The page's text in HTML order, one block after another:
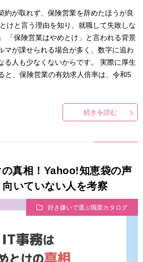
約が取れず、保険営業を辞めたほうが良
けと言う理由を知り、就職して失敗しな
「保険営業はやめとけ」と言われる背景
マが課せられる場合が多く、数字に追わ
る人も少なくないからです。 実際に厚生
と、保険営業の有効求人倍率は、令和5
続きを読む
真相！Yahoo!知恵袋の声
いていない人を考察
好き嫌いで選ぶ職業カタログ